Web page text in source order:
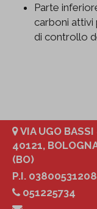
Parte
carboni attivi
di controllo
VIA UGO BASSI
40121,
(BO)
P.I. 03800531208
051225734